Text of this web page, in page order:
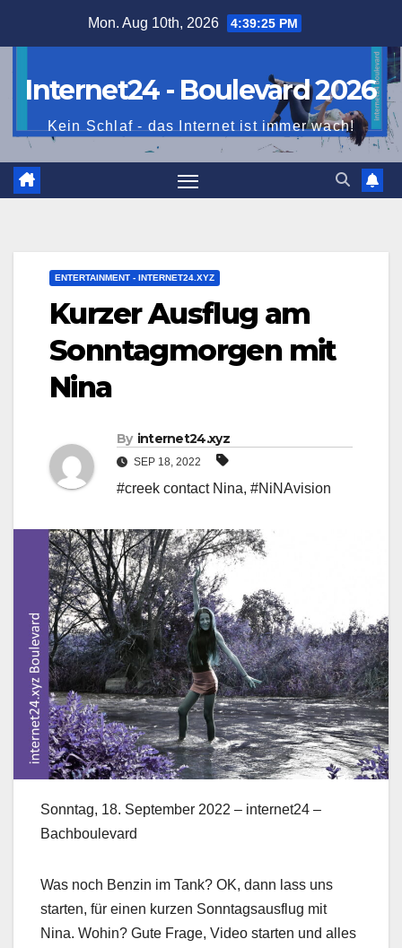
Mon. Aug 10th, 2026 4:39:26 PM
Internet24 - Boulevard 2026
Kein Schlaf - das Internet ist immer wach!
ENTERTAINMENT - INTERNET24.XYZ
Kurzer Ausflug am
Sonntagmorgen mit
Nina
By internet24.xyz
SEP 18, 2022
#creek contact Nina, #NiNAvision
Sonntag, 18. September 2022 – internet24 –
Bachboulevard
Was noch Benzin im Tank? OK, dann lass uns
starten, für einen kurzen Sonntagsausflug mit
Nina. Wohin? Gute Frage, Video starten und alles